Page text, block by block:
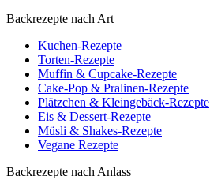
Backrezepte nach Art
Kuchen-Rezepte
Torten-Rezepte
Muffin & Cupcake-Rezepte
Cake-Pop & Pralinen-Rezepte
Plätzchen & Kleingebäck-Rezepte
Eis & Dessert-Rezepte
Müsli & Shakes-Rezepte
Vegane Rezepte
Backrezepte nach Anlass